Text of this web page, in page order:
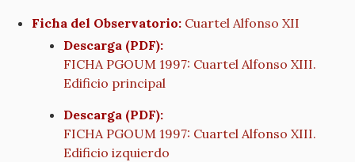
Ficha del Observatorio: Cuartel Alfonso XII
Descarga (PDF):
FICHA PGOUM 1997: Cuartel Alfonso XIII.
Edificio principal
Descarga (PDF):
FICHA PGOUM 1997: Cuartel Alfonso XIII.
Edificio izquierdo